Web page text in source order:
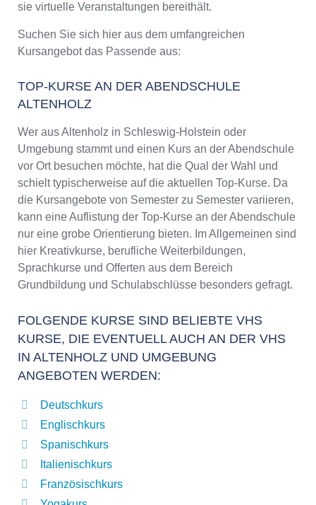
sie virtuelle Veranstaltungen bereithält.
Suchen Sie sich hier aus dem umfangreichen
Kursangebot das Passende aus:
TOP-KURSE AN DER ABENDSCHULE
ALTENHOLZ
Wer aus Altenholz in Schleswig-Holstein oder
Umgebung stammt und einen Kurs an der Abendschule
vor Ort besuchen möchte, hat die Qual der Wahl und
schielt typischerweise auf die aktuellen Top-Kurse. Da
die Kursangebote von Semester zu Semester variieren,
kann eine Auflistung der Top-Kurse an der Abendschule
nur eine grobe Orientierung bieten. Im Allgemeinen sind
hier Kreativkurse, berufliche Weiterbildungen,
Sprachkurse und Offerten aus dem Bereich
Grundbildung und Schulabschlüsse besonders gefragt.
FOLGENDE KURSE SIND BELIEBTE VHS
KURSE, DIE EVENTUELL AUCH AN DER VHS
IN ALTENHOLZ UND UMGEBUNG
ANGEBOTEN WERDEN:
Deutschkurs
Englischkurs
Spanischkurs
Italienischkurs
Französischkurs